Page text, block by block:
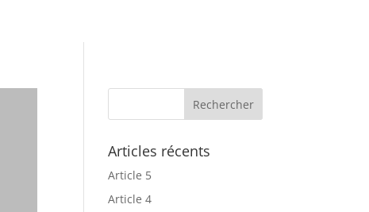
Articles récents
Article 5
Article 4